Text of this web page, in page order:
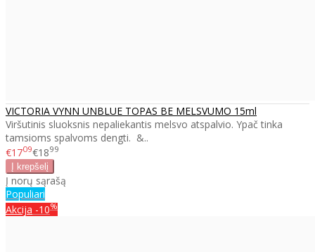
VICTORIA VYNN UNBLUE TOPAS BE MELSVUMO 15ml
Viršutinis sluoksnis nepaliekantis melsvo atspalvio. Ypač tinka
tamsioms spalvoms dengti. &..
€1709€1899
Į norų sąrašą
Populiari
Akcija -10%